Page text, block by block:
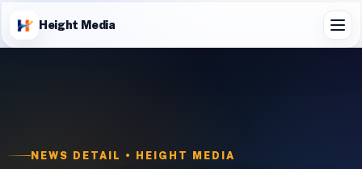
Height Media
NEWS DETAIL • HEIGHT MEDIA